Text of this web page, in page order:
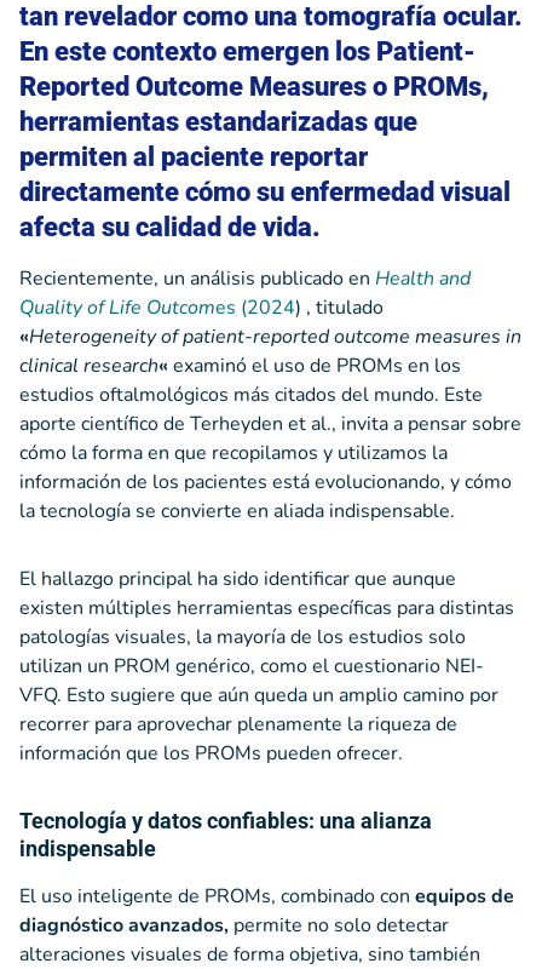
tan revelador como una tomografía ocular.
En este contexto emergen los Patient-
Reported Outcome Measures o PROMs,
herramientas estandarizadas que
permiten al paciente reportar
directamente cómo su enfermedad visual
afecta su calidad de vida.
Recientemente, un análisis publicado en Health and
Quality of Life Outcomes (2024) , titulado
«Heterogeneity of patient-reported outcome measures in
clinical research« examinó el uso de PROMs en los
estudios oftalmológicos más citados del mundo. Este
aporte científico de Terheyden et al., invita a pensar sobre
cómo la forma en que recopilamos y utilizamos la
información de los pacientes está evolucionando, y cómo
la tecnología se convierte en aliada indispensable.
El hallazgo principal ha sido identificar que aunque
existen múltiples herramientas específicas para distintas
patologías visuales, la mayoría de los estudios solo
utilizan un PROM genérico, como el cuestionario NEI-
VFQ. Esto sugiere que aún queda un amplio camino por
recorrer para aprovechar plenamente la riqueza de
información que los PROMs pueden ofrecer.
Tecnología y datos confiables: una alianza
indispensable
El uso inteligente de PROMs, combinado con equipos de
diagnóstico avanzados, permite no solo detectar
alteraciones visuales de forma objetiva, sino también